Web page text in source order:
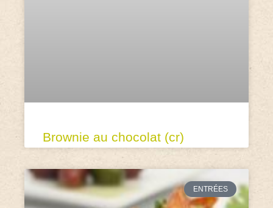
Brownie au chocolat (cr)
ENTRÉES